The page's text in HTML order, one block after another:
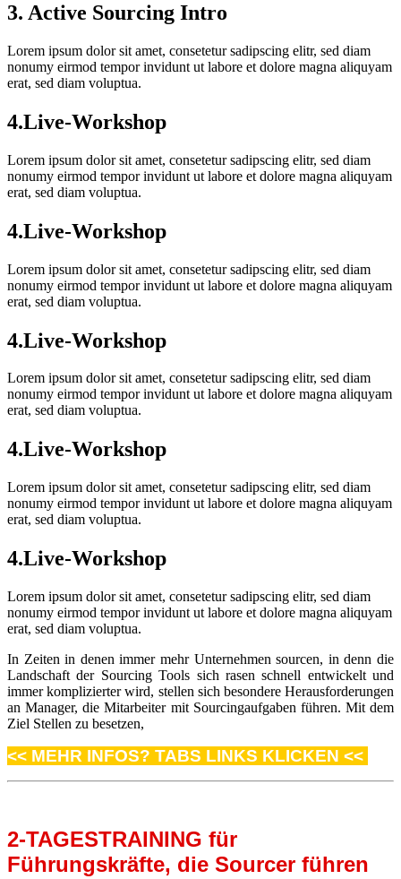
3. Active Sourcing Intro
Lorem ipsum dolor sit amet, consetetur sadipscing elitr, sed diam
nonumy eirmod tempor invidunt ut labore et dolore magna aliquyam
erat, sed diam voluptua.
4.Live-Workshop
Lorem ipsum dolor sit amet, consetetur sadipscing elitr, sed diam
nonumy eirmod tempor invidunt ut labore et dolore magna aliquyam
erat, sed diam voluptua.
4.Live-Workshop
Lorem ipsum dolor sit amet, consetetur sadipscing elitr, sed diam
nonumy eirmod tempor invidunt ut labore et dolore magna aliquyam
erat, sed diam voluptua.
4.Live-Workshop
Lorem ipsum dolor sit amet, consetetur sadipscing elitr, sed diam
nonumy eirmod tempor invidunt ut labore et dolore magna aliquyam
erat, sed diam voluptua.
4.Live-Workshop
Lorem ipsum dolor sit amet, consetetur sadipscing elitr, sed diam
nonumy eirmod tempor invidunt ut labore et dolore magna aliquyam
erat, sed diam voluptua.
4.Live-Workshop
Lorem ipsum dolor sit amet, consetetur sadipscing elitr, sed diam
nonumy eirmod tempor invidunt ut labore et dolore magna aliquyam
erat, sed diam voluptua.
In Zeiten in denen immer mehr Unternehmen sourcen, in denn die
Landschaft der Sourcing Tools sich rasen schnell entwickelt und
immer komplizierter wird, stellen sich besondere Herausforderungen
an Manager, die Mitarbeiter mit Sourcingaufgaben führen. Mit dem
Ziel Stellen zu besetzen,
<< MEHR INFOS? TABS LINKS KLICKEN <<
2-TAGESTRAINING für
Führungskräfte, die Sourcer führen